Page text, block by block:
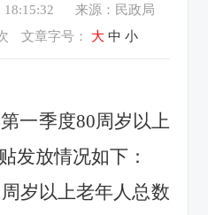
来源：民政局
文章字号： 大 中 小
一季度80周岁以上
发放情况如下：
岁以上老年人总数